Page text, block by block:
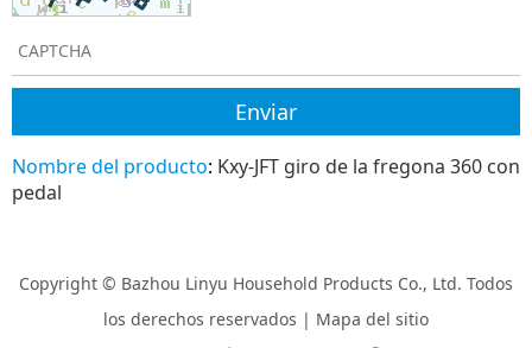
Nombre del producto: Kxy-JFT giro de la fregona 360 con
pedal
Copyright © Bazhou Linyu Household Products Co., Ltd. Todos
los derechos reservados | Mapa del sitio